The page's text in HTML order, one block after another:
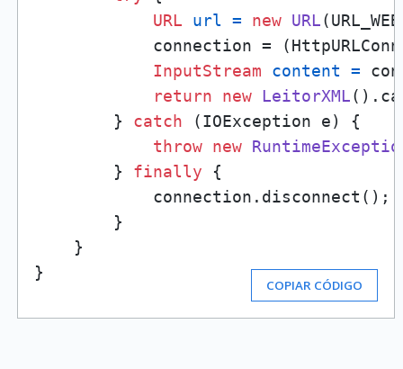
URL
url = new URL
connection =
InputStream
content =
return
new LeitorXML
        }
catch (IOException e) {
throw new
        }
finally {
            connection.disconnect();
        }
    }
}
COPIAR CÓDIGO